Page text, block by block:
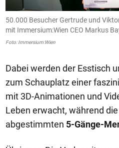
50.000 Besucher Gertrude und
mit Immersium:Wien CEO Markus
Foto: Immersium:Wien
Dabei werden der Esstisch
zum Schauplatz einer
mit 3D-Animationen und
Leben erwacht, während
abgestimmten 5-Gänge-